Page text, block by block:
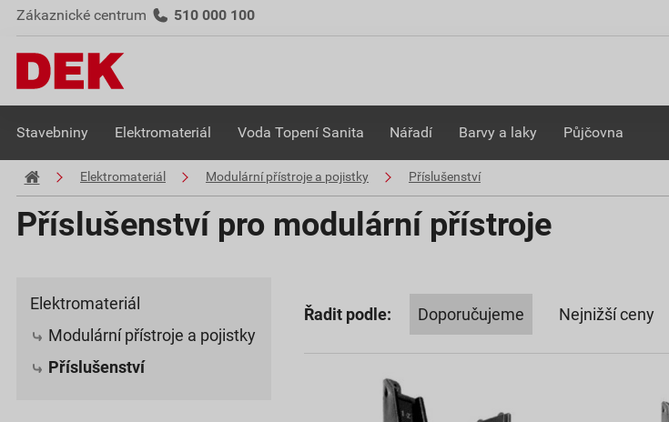
Zákaznické centrum 510 000 100
Stavebniny Elektromateriál Voda Topení Sanita Nářadí Barvy a laky Půjčovna
Elektromateriál Modulární přístroje a pojistky Příslušenství
Příslušenství pro modulární přístroje
Elektromateriál
Modulární přístroje a pojistky
Příslušenství
Řadit podle: Doporučujeme Nejnižší ceny